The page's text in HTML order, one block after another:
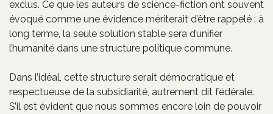
exclus. Ce que les auteurs de science-fiction ont souvent
évoqué comme une évidence mériterait d’être rappelé : à
long terme, la seule solution stable sera d’unifier
l’humanité dans une structure politique commune.
Dans l’idéal, cette structure serait démocratique et
respectueuse de la subsidiarité, autrement dit fédérale.
S’il est évident que nous sommes encore loin de pouvoir